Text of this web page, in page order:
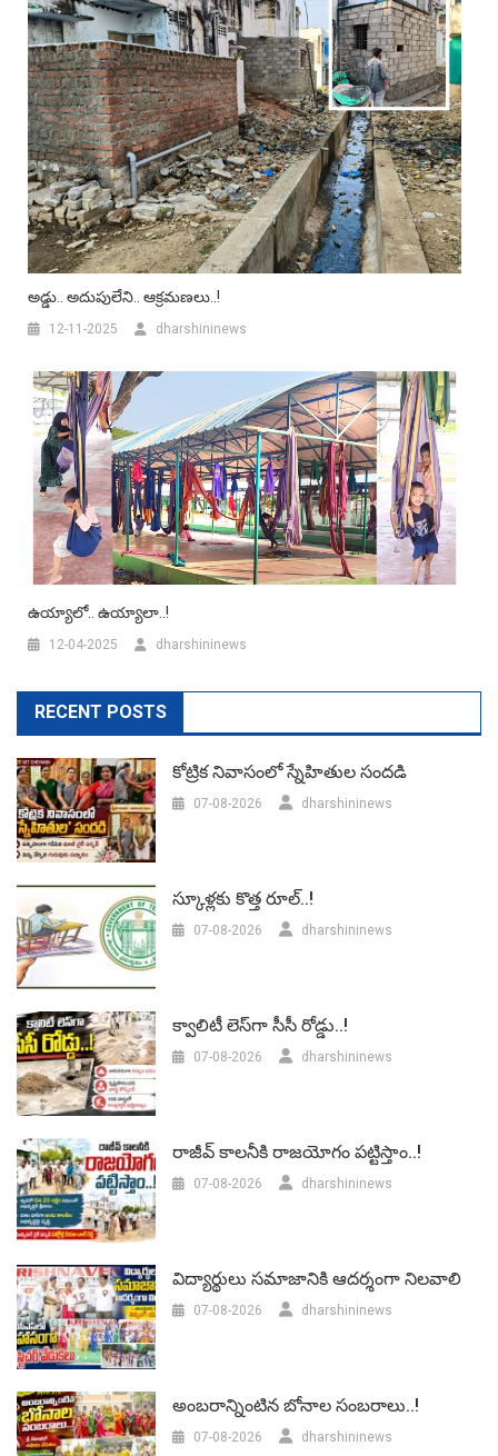
అడ్డు.. అదుపులేని.. ఆక్రమణలు..!
12-11-2025 dharshininews
ఉయ్యాలో.. ఉయ్యాలా..!
12-04-2025 dharshininews
RECENT POSTS
కోట్రిక నివాసంలో స్నేహితుల సందడి
07-08-2026 dharshininews
స్కూళ్లకు కొత్త రూల్..!
07-08-2026 dharshininews
క్వాలిటీ లెస్‌గా సీసీ రోడ్డు..!
07-08-2026 dharshininews
రాజీవ్ కాలనీకి రాజయోగం పట్టిస్తాం..!
07-08-2026 dharshininews
విద్యార్థులు సమాజానికి ఆదర్శంగా నిలవాలి
07-08-2026 dharshininews
అంబరాన్నింటిన బోనాల సంబరాలు..!
07-08-2026 dharshininews